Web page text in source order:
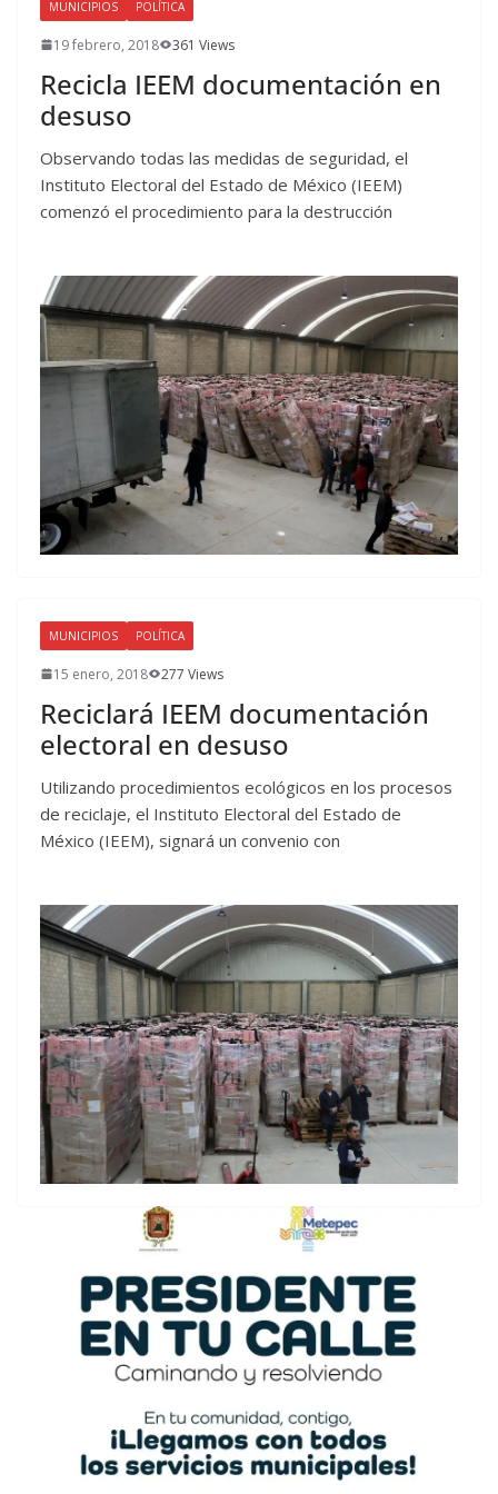
MUNICIPIOS POLÍTICA
19 febrero, 2018 361 Views
Recicla IEEM documentación en
desuso
Observando todas las medidas de seguridad, el
Instituto Electoral del Estado de México (IEEM)
comenzó el procedimiento para la destrucción
MUNICIPIOS POLÍTICA
15 enero, 2018 277 Views
Reciclará IEEM documentación
electoral en desuso
Utilizando procedimientos ecológicos en los procesos
de reciclaje, el Instituto Electoral del Estado de
México (IEEM), signará un convenio con